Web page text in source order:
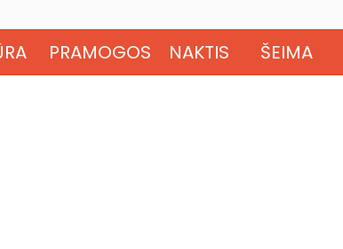
PRAMOGOS NAKTIS ŠEIMA